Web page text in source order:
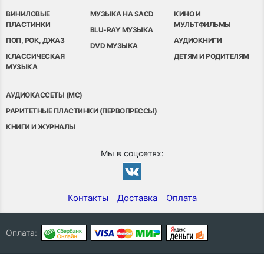
ВИНИЛОВЫЕ
ПЛАСТИНКИ
ПОП, РОК, ДЖАЗ
КЛАССИЧЕСКАЯ
МУЗЫКА
МУЗЫКА НА SACD
BLU-RAY МУЗЫКА
DVD МУЗЫКА
КИНО И
МУЛЬТФИЛЬМЫ
АУДИОКНИГИ
ДЕТЯМ И РОДИТЕЛЯМ
АУДИОКАССЕТЫ (MC)
РАРИТЕТНЫЕ ПЛАСТИНКИ (ПЕРВОПРЕССЫ)
КНИГИ И ЖУРНАЛЫ
Мы в соцсетях:
Контакты Доставка Оплата
Оплата: